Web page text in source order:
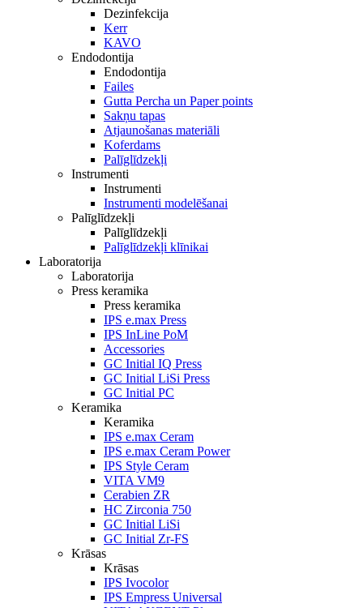
Dezinfekcija
Kerr
KAVO
Endodontija
Endodontija
Failes
Gutta Percha un Paper points
Sakņu tapas
Atjaunošanas materiāli
Koferdams
Palīglīdzekļi
Instrumenti
Instrumenti
Instrumenti modelēšanai
Palīglīdzekļi
Palīglīdzekļi
Palīglīdzekļi klīnikai
Laboratorija
Laboratorija
Press keramika
Press keramika
IPS e.max Press
IPS InLine PoM
Accessories
GC Initial IQ Press
GC Initial LiSi Press
GC Initial PC
Keramika
Keramika
IPS e.max Ceram
IPS e.max Ceram Power
IPS Style Ceram
VITA VM9
Cerabien ZR
HC Zirconia 750
GC Initial LiSi
GC Initial Zr-FS
Krāsas
Krāsas
IPS Ivocolor
IPS Empress Universal